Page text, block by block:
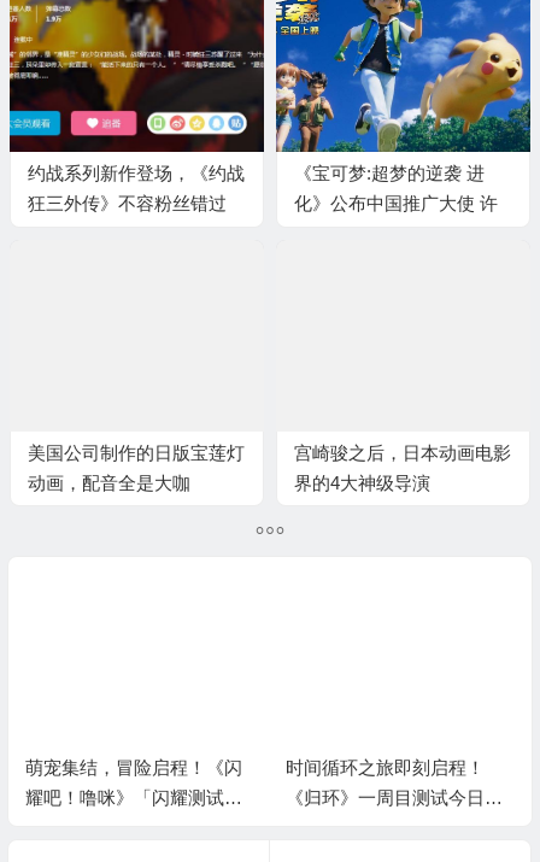
约战系列新作登场，《约战
狂三外传》不容粉丝错过
《宝可梦:超梦的逆袭 进
化》公布中国推广大使 许
美国公司制作的日版宝莲灯
动画，配音全是大咖
宫崎骏之后，日本动画电影
界的4大神级导演
萌宠集结，冒险启程！《闪
耀吧！噜咪》「闪耀测试」
时间循环之旅即刻启程！
《归环》一周目测试今日开